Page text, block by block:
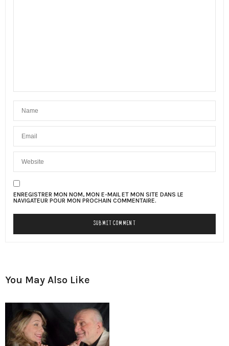
ENREGISTRER MON NOM, MON E-MAIL ET MON SITE DANS LE
NAVIGATEUR POUR MON PROCHAIN COMMENTAIRE.
You May Also Like